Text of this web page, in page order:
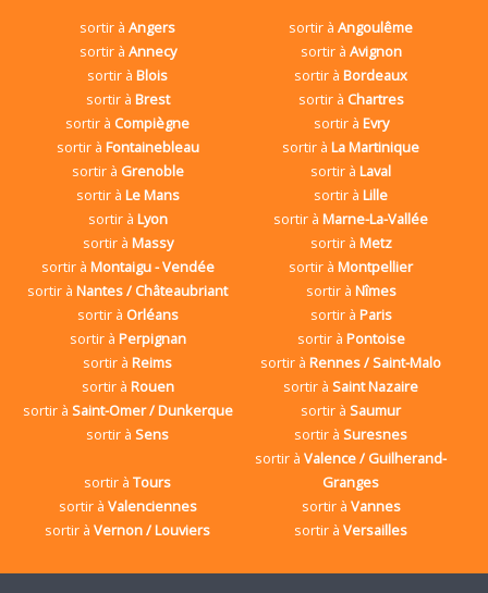
sortir àAngers sortir àAngoulême
sortir à Annecy sortir à Avignon
sortir àBlois sortir àBordeaux
sortir à Brest sortir à Chartres
sortir à Compiègne sortir à Evry
sortir à Fontainebleau sortir àLa Martinique
sortir à Grenoble sortir àLaval
sortir à Le Mans sortir àLille
sortir à Lyon sortir àMarne-La-Vallée
sortir à Massy sortir à Metz
sortir à Montaigu - Vendée sortir àMontpellier
sortir àNantes / Châteaubriant sortir à Nîmes
sortir à Orléans sortir à Paris
sortir à Perpignan sortir à Pontoise
sortir àReims sortir àRennes / Saint-Malo
sortir à Rouen sortir àSaint Nazaire
sortir à Saint-Omer / Dunkerque sortir àSaumur
sortir àSens sortir àSuresnes
sortir àTours
sortir àValence / Guilherand-
Granges
sortir à Valenciennes sortir à Vannes
sortir àVernon / Louviers sortir àVersailles